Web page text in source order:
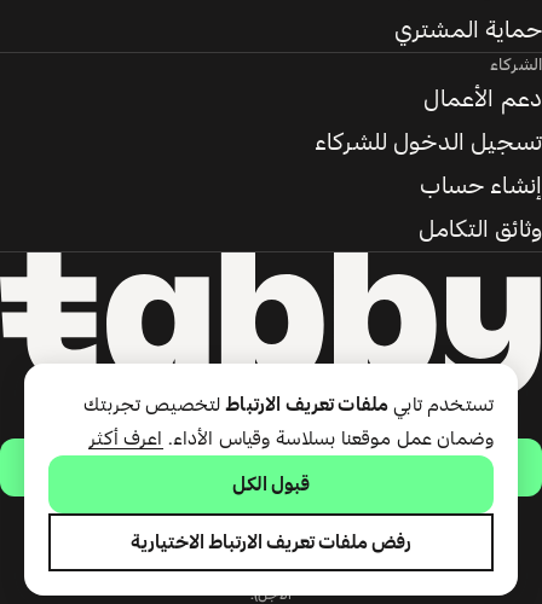
تقدّم شركة تابي ذ.م.م بطاقة تابي
وخدمة الدفع لاحقًا (ائتمان قصير
الأجل).
حماية المشتري
الشركاء
دعم الأعمال
تسجيل الدخول للشركاء
إنشاء حساب
وثائق التكامل
تستخدم تابي ملفات تعريف الارتباطلتخصيص تجربتك
وضمان عمل موقعنا بسلاسة وقياس الأداء.
اعرف أكثر
قبول الكل
رفض ملفات تعريف الارتباط الاختيارية